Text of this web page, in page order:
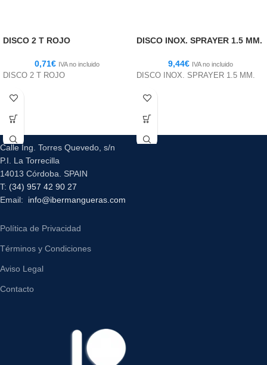
DISCO 2 T ROJO
0,71€ IVA no incluido
DISCO 2 T ROJO
DISCO INOX. SPRAYER 1.5 MM.
9,44€ IVA no incluido
DISCO INOX. SPRAYER 1.5 MM.
Calle Ing. Torres Quevedo, s/n
P.I. La Torrecilla
14013 Córdoba. SPAIN
T: (34) 957 42 90 27
Email: info@ibermangueras.com
Política de Privacidad
Términos y Condiciones
Aviso Legal
Contacto